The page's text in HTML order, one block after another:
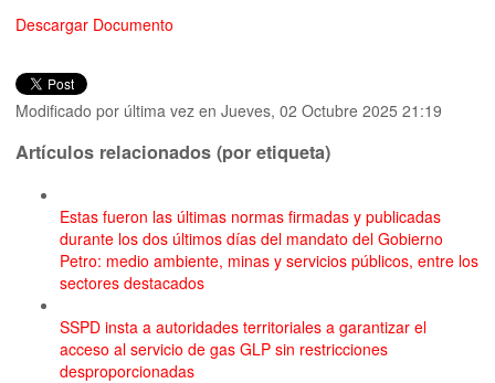
Descargar Documento
Modificado por última vez en Jueves, 02 Octubre 2025 21:19
Artículos relacionados (por etiqueta)
Estas fueron las últimas normas firmadas y publicadas
durante los dos últimos días del mandato del Gobierno
Petro: medio ambiente, minas y servicios públicos, entre los
sectores destacados
SSPD insta a autoridades territoriales a garantizar el
acceso al servicio de gas GLP sin restricciones
desproporcionadas